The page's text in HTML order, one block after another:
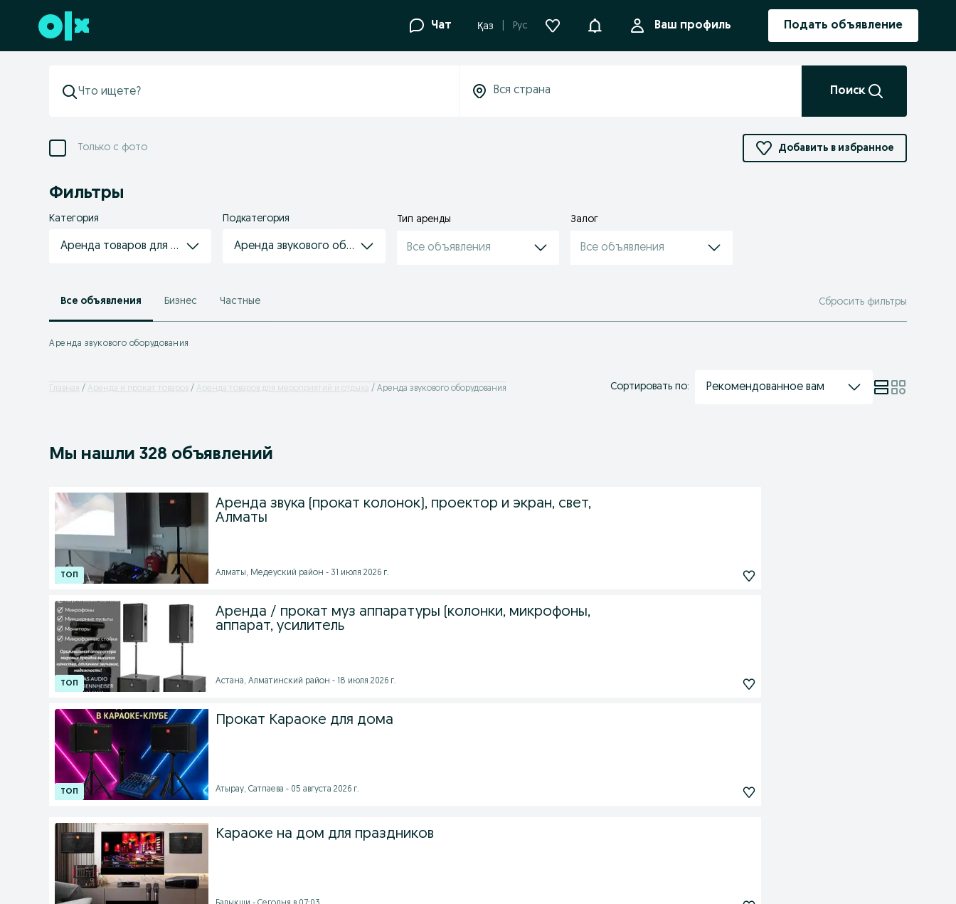
Перейти к нижнему колонтитулу Чат Қаз Рус УведомленияВаш профиль Подать объявление
Поиск
Только с фото Добавить в избранное
Фильтры
Категория
Аренда товаров для мероприятий и отдыха
Подкатегория
Аренда звукового оборудования
Тип аренды
Все объявления
Залог
Все объявления
Все объявления Бизнес Частные Сбросить фильтры
Аренда звукового оборудования
Главная Аренда и прокат товаров Аренда товаров для мероприятий и отдыха Аренда звукового оборудования Сортировать по: Рекомендованное вам
Мы нашли 328 объявлений
Аренда звука (прокат колонок), проектор и экран, свет,
Алматы
Алматы, Медеуский район - 31 июля 2026 г.
Аренда / прокат муз аппаратуры (колонки, микрофоны,
аппарат, усилитель
Астана, Алматинский район - 18 июля 2026 г.
Прокат Караоке для дома
Атырау, Сатпаева - 05 августа 2026 г.
Караоке на дом для праздников